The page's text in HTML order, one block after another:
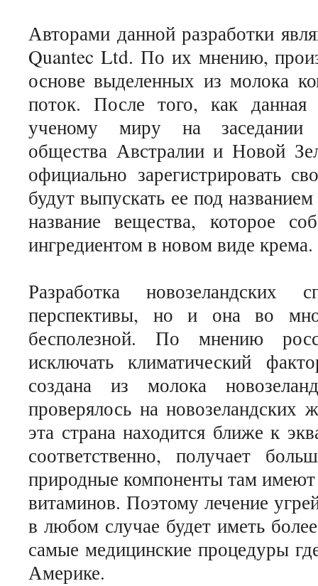
Авторами данной разработки
Quantec Ltd. По их мнению,
основе выделенных из молока
поток. После того, как данная
ученому миру на заседании
общества Австралии и Новой
официально зарегистрировать
будут выпускать ее под
название вещества, которое
ингредиентом в новом виде крема.
Разработка новозеландских
перспективы, но и она во
бесполезной. По мнению
исключать климатический
создана из молока
проверялось на
эта страна находится ближе к
соответственно, получает
природные компоненты там
витаминов. Поэтому лечение
в любом случае будет иметь
самые медицинские процедуры
Америке.